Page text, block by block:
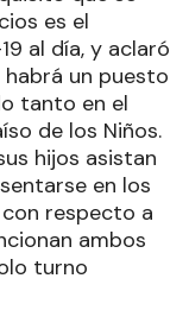
es el
al día, y aclaró
un puesto
tanto en el
de los Niños.
hijos asistan
en los
respecto a
ambos
turno